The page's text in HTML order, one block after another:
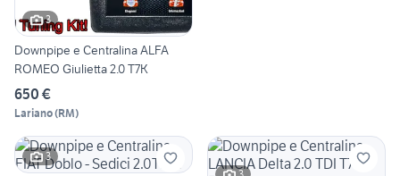
3
Downpipe e Centralina ALFA
ROMEO Giulietta 2.0 T7K
650 €
Lariano(RM)
3